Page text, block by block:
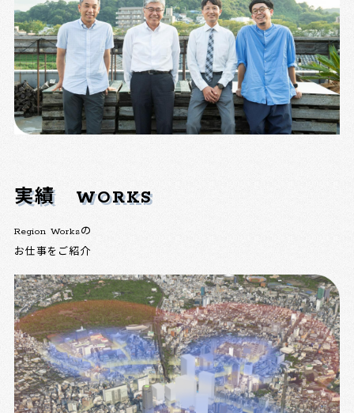
実績 WORKS
Region Worksの
お仕事をご紹介